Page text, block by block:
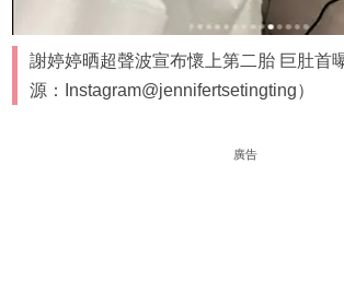
謝婷婷晒超聲波宣布懷上第二胎 巨肚首
源：Instagram@jennifertsetingting）
廣告